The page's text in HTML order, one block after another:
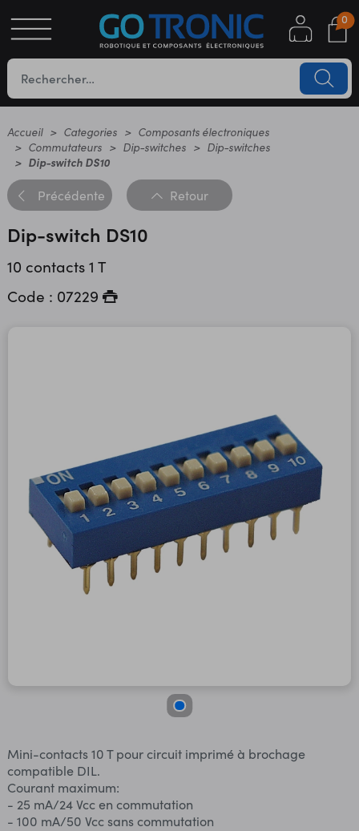
0
Accueil Categories
Composants électroniques
Commutateurs
Dip-switches
Dip-switches
Dip-switch DS10
Précédente Retour
Dip-switch DS10
10 contacts 1 T
Code : 07229
Mini-contacts 10 T pour circuit imprimé à brochage
compatible DIL.
Courant maximum:
- 25 mA/24 Vcc en commutation
- 100 mA/50 Vcc sans commutation